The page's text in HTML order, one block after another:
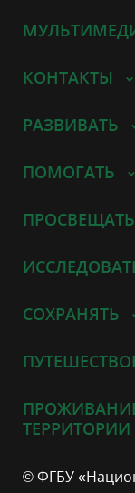
КОНТАКТЫ
РАЗВИВАТЬ
ПОМОГАТЬ
ПРОСВЕЩАТЬ
СОХРАНЯТЬ
ТЕРРИТОРИИ
© ФГБУ